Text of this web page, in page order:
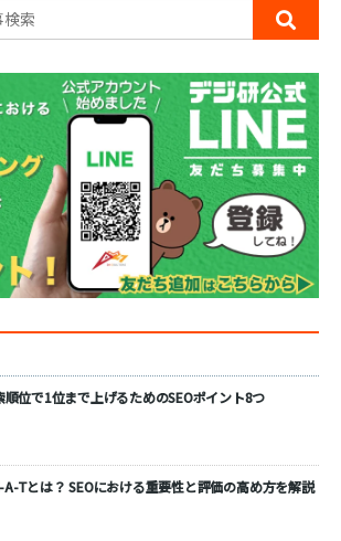
順位で1位まで上げるためのSEOポイント8つ
A-Tとは？ SEOにおける重要性と評価の高め方を解説